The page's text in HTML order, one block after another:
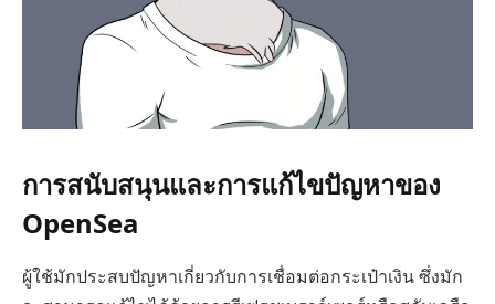
การสนับสนุนและการแก้ไขปัญหาของ
OpenSea
ผู้ใช้มักประสบปัญหาเกี่ยวกับการเชื่อมต่อกระเป๋าเงิน ซึ่งมัก